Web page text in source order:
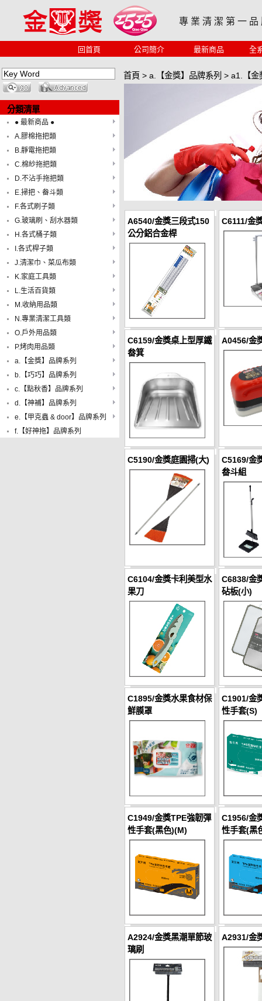
專 業 清 潔 第 一 品
回首頁 公司簡介 最新商品 全
分類清單
● 最新商品 ●
A.膠棉拖把類
B.靜電拖把類
C.棉紗拖把類
D.不沾手拖把類
E.掃把、畚斗類
F.各式刷子類
G.玻璃刷、刮水器類
H.各式桶子類
I.各式桿子類
J.清潔巾、菜瓜布類
K.家庭工具類
L.生活百貨類
M.收納用品類
N.專業清潔工具類
O.戶外用品類
P.烤肉用品類
a.【金獎】品牌系列
b.【巧巧】品牌系列
c.【點秋香】品牌系列
d.【神補】品牌系列
e.【甲克蟲 & door】品牌系列
f.【好神拖】品牌系列
首頁 > a.【金獎】品牌系列 > a1.【金
A6540/金獎三段式150
公分鋁合金桿
C6111/金
C6159/金獎桌上型厚鐵
畚箕
A0456/金
C5190/金獎庭園掃(大)
C5169/金
畚斗組
C6104/金獎卡利美型水
果刀
C6838/金
砧板(小)
C1895/金獎水果食材保
鮮膜罩
C1901/金
性手套(S)
C1949/金獎TPE強韌彈
性手套(黑色)(M)
C1956/金
性手套(黑
A2924/金獎黑潮單節玻
璃刷
A2931/金